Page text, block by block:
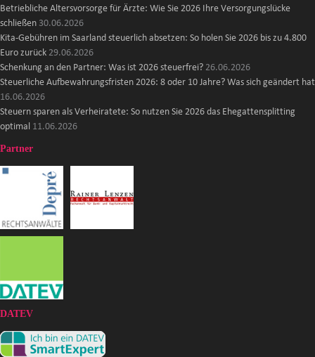
Betriebliche Altersvorsorge für Ärzte: Wie Sie 2026 Ihre Versorgungslücke
schließen 30.06.2026
Kita-Gebühren im Saarland steuerlich absetzen: So holen Sie 2026 bis zu 4.800
Euro zurück 29.06.2026
Schenkung an den Partner: Was ist 2026 steuerfrei? 26.06.2026
Steuerliche Aufbewahrungsfristen 2026: 8 oder 10 Jahre? Was sich geändert hat
16.06.2026
Steuern sparen als Verheiratete: So nutzen Sie 2026 das Ehegattensplitting
optimal 11.06.2026
Partner
DATEV